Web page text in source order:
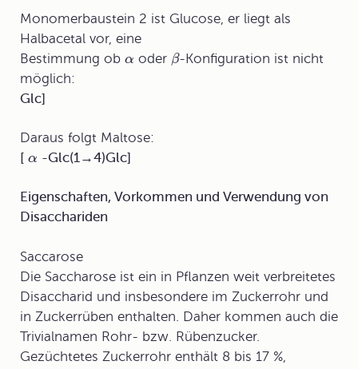
Monomerbaustein 2 ist Glucose, er liegt als
Halbacetal vor, eine
Bestimmung ob α oder β-Konfiguration ist nicht
möglich:
Glc]
Daraus folgt Maltose:
[ α -Glc(1→4)Glc]
Eigenschaften, Vorkommen und Verwendung von
Disacchariden
Saccarose
Die Saccharose ist ein in Pflanzen weit verbreitetes
Disaccharid und insbesondere im Zuckerrohr und
in Zuckerrüben enthalten. Daher kommen auch die
Trivialnamen Rohr- bzw. Rübenzucker.
Gezüchtetes Zuckerrohr enthält 8 bis 17 %,